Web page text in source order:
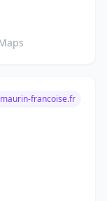
francoise.fr